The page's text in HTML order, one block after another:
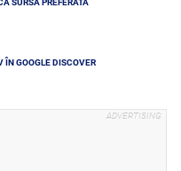
SURSĂ PREFERATĂ
ÎN GOOGLE DISCOVER